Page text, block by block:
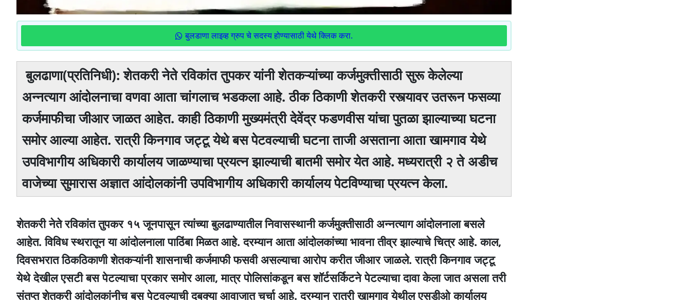
बुलडाणा लाइव्ह ग्रुप चे सदस्य होण्यासाठी येथे क्लिक करा.
बुलढाणा(प्रतिनिधी): शेतकरी नेते रविकांत तुपकर यांनी शेतकऱ्यांच्या कर्जमुक्तीसाठी सुरू केलेल्या
अन्नत्याग आंदोलनाचा वणवा आता चांगलाच भडकला आहे. ठीक ठिकाणी शेतकरी रस्त्यावर उतरून फसव्या
कर्जमाफीचा जीआर जाळत आहेत. काही ठिकाणी मुख्यमंत्री देवेंद्र फडणवीस यांचा पुतळा झाल्याच्या घटना
समोर आल्या आहेत. रात्री किनगाव जट्टू येथे बस पेटवल्याची घटना ताजी असताना आता खामगाव येथे
उपविभागीय अधिकारी कार्यालय जाळण्याचा प्रयत्न झाल्याची बातमी समोर येत आहे. मध्यरात्री २ ते अडीच
वाजेच्या सुमारास अज्ञात आंदोलकांनी उपविभागीय अधिकारी कार्यालय पेटविण्याचा प्रयत्न केला.
शेतकरी नेते रविकांत तुपकर १५ जूनपासून त्यांच्या बुलढाण्यातील निवासस्थानी कर्जमुक्तीसाठी अन्नत्याग आंदोलनाला बसले
आहेत. विविध स्थरातून या आंदोलनाला पाठिंबा मिळत आहे. दरम्यान आता आंदोलकांच्या भावना तीव्र झाल्याचे चित्र आहे. काल,
दिवसभरात ठिकठिकाणी शेतकऱ्यांनी शासनाची कर्जमाफी फसवी असल्याचा आरोप करीत जीआर जाळले. रात्री किनगाव जट्टू
येथे देखील एसटी बस पेटल्याचा प्रकार समोर आला, मात्र पोलिसांकडून बस शॉर्टसर्किटने पेटल्याचा दावा केला जात असला तरी
संतप्त शेतकरी आंदोलकांनीच बस पेटवल्याची दबक्या आवाजात चर्चा आहे. दरम्यान रात्री खामगाव येथील एसडीओ कार्यालय